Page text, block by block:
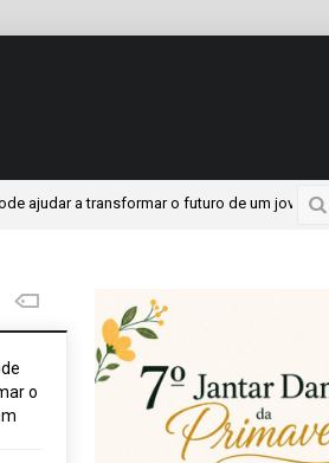
a transformar o futuro de um jovem
o